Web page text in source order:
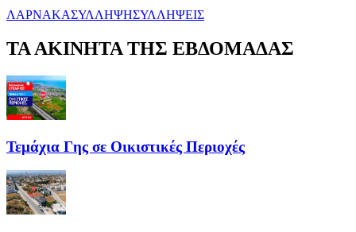
ΛΑΡΝΑΚΑΣΥΛΛΗΨΗΣΥΛΛΗΨΕΙΣ
ΤΑ ΑΚΙΝΗΤΑ ΤΗΣ ΕΒΔΟΜΑΔΑΣ
Τεμάχια Γης σε Οικιστικές Περιοχές